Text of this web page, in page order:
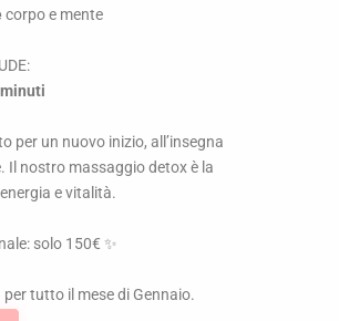
corpo e mente
per un nuovo inizio, all’insegna
Il nostro massaggio detox è la
e vitalità.
solo 150€ ✨
per tutto il mese di Gennaio.